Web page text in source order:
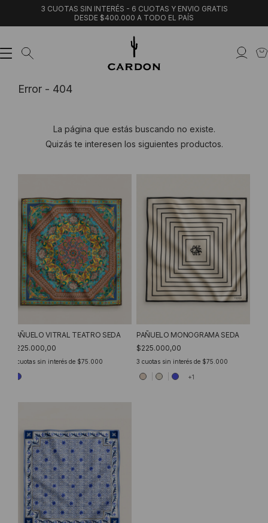
3 CUOTAS SIN INTERÉS - 6 CUOTAS Y ENVIO GRATIS
DESDE $400.000 A TODO EL PAÍS
Error - 404
La página que estás buscando no existe.
Quizás te interesen los siguientes productos.
PAÑUELO VITRAL TEATRO SEDA
$225.000,00
cuotas sin interés de $75.000
PAÑUELO MONOGRAMA SEDA
$225.000,00
3 cuotas sin interés de $75.000
+1